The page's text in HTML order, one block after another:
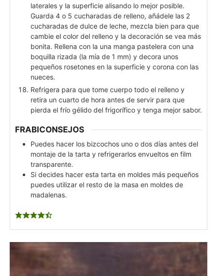
laterales y la superficie alisando lo mejor posible.
Guarda 4 o 5 cucharadas de relleno, añádele las 2
cucharadas de dulce de leche, mezcla bien para que
cambie el color del relleno y la decoración se vea más
bonita. Rellena con la una manga pastelera con una
boquilla rizada (la mía de 1 mm) y decora unos
pequeños rosetones en la superficie y corona con las
nueces.
Refrigera para que tome cuerpo todo el relleno y
retira un cuarto de hora antes de servir para que
pierda el frío gélido del frigorífico y tenga mejor sabor.
FRABICONSEJOS
Puedes hacer los bizcochos uno o dos días antes del
montaje de la tarta y refrigerarlos envueltos en film
transparente.
Si decides hacer esta tarta en moldes más pequeños
puedes utilizar el resto de la masa en moldes de
madalenas.